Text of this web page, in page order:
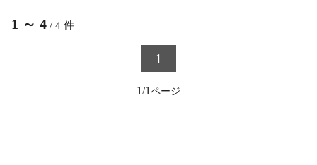
1 ～ 4 / 4 件
1
1/1